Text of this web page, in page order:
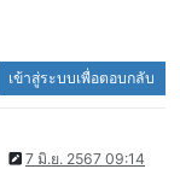
เข้าสู่ระบบเพื่อตอบกลับ
7 มิ.ย. 2567 09:14